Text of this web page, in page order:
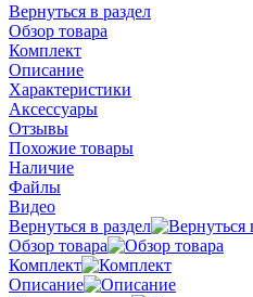
Вернуться в раздел
Обзор товара
Комплект
Описание
Характеристики
Аксессуары
Отзывы
Похожие товары
Наличие
Файлы
Видео
Вернуться в раздел
Обзор товара
Комплект
Описание